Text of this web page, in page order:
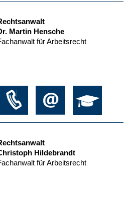
Martin Hensche
für Arbeitsrecht
Hildebrandt
für Arbeitsrecht